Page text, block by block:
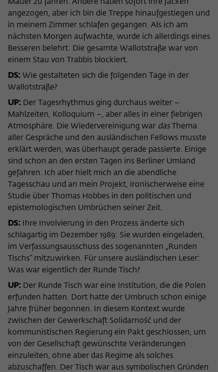
Mauer zu fahren. Andere haben sofort ihre Jacken
angezogen, aber ich bin die Treppe hinaufgestiegen und
in meinem Zimmer schlafen gegangen. Als ich am
nächsten Morgen aufwachte, wurde ich allerdings eines
Besseren belehrt: Die gesamte Wallotstraße war von
einem Stau von Trabbis blockiert.
DS: Wie gestalteten sich die folgenden Tage in der
Wallotstraße?
UP: Der Tagesrhythmus ging durchaus weiter –
Mahlzeiten, Kolloquium –, aber alles in einer fiebrigen
Atmosphäre. Die Wiedervereinigung war das
Thema
aller Gespräche und den ausländischen Fellows musste
erklärt werden, was überhaupt gerade passierte. Einige
sind schon an den ersten Tagen ins Berliner Umland
gefahren. Ich aber hielt mich an die abendliche
Tagesschau und an mein Projekt, ironischerweise eine
Studie über Thomas Hobbes in den politischen und
epistemologischen Umbrüchen seiner Zeit.
DS:
Ihre Involvierung in den Prozess änderte sich
schlagartig im Dezember 1989: Sie wurden eingeladen,
im Verfassungsausschuss des sogenannten „Runden
Tischs“ mitzuwirken. Für unsere ausländischen Leser:
Was war eigentlich der Runde Tisch?
UP: Der Runde Tisch war eine Institution, die die Polen
erfunden hatten. Dort hatte der Umbruch schon einige
Jahre früher begonnen. In diesem Kontext wurde
zwischen der Gewerkschaft Solidarność und der
kommunistischen Regierung ein Pakt geschlossen, um
von der Gesellschaft gewünschte Veränderungen
einzuleiten, ohne aber das Regime als solches
abzuschaffen. Der Tisch war aus symbolischen Gründen
Name fe_typo_user
Wissenschaftskolleg zu Berlin
Laufzeit Session-Dauer
Zweck
internen Bereich der Webseite des
Wissenschaftskollegs.
nicht an Dritte weitergegeben.
Name _pk_id
Anbieter Matomo
Zweck
Besucher:in über eine Besucher-ID
zuzuordnen.
Name _pk_ref
Anbieter Matomo
Laufzeit 6 Monate
Zweck
Dieses Cookie dient dazu, zu speichern,
der/die Besucher:in durch eine Verlinkung
auf wiko-berlin.de weitergeleitet wurde.
Name _pk_ses
Anbieter Matomo
Laufzeit 30 Minuten
Zweck
Dieses kurzlebige Cookie wird dazu
verwendet, vorübergehend Daten über
den aktuellen Aufenthalt des Besuchs auf
der Webseite des Wissenschaftskollegs
Cookie-Informationen anzeigen
Externe Inhalte
Wir verwenden auf unserer Webseite externe Inhalte, um
Ihnen zusätzliche Informationen anzubieten. Diese externen
Inhalte sind Videos der Video-Plattform Vimeo, Inhalte des
OpenStreetMap Foundation (OSMF). Wenn Sie der
Darstellung externer Inhalte zustimmen, verwendet Vimeo
den lokalen Speicher des Browsers, um Informationen über
Ihre Nutzung der Videos zu speichern (z.B. Häufigkeit des
Aufrufes, Dauer der Abspielzeit, etc). Außerdem willigen Sie
ein, dass eine Verbindung zu den externen Diensten ggf. in
sog. Drittstaaten wie den USA hergestellt wird, deren
Datenschutzniveau von der EU nicht als mit EU-Standards
gleichwertig eingeschätzt wurde. Es besteht insbesondere
das Risiko, dass Ihre Daten durch dortige Behörden, zu
Kontroll- und zu Überwachungszwecken, möglicherweise
können